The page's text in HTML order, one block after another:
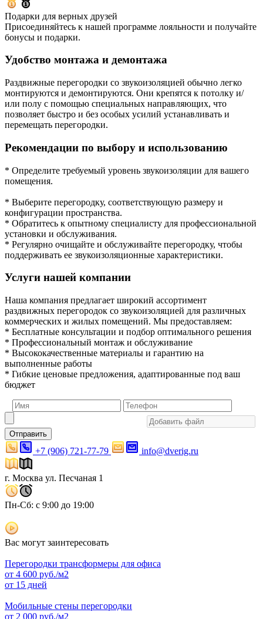
Подарки для верных друзей
Присоединяйтесь к нашей программе лояльности и получайте
бонусы и подарки.
Удобство монтажа и демонтажа
Раздвижные перегородки со звукоизоляцией обычно легко
монтируются и демонтируются. Они крепятся к потолку и/
или полу с помощью специальных направляющих, что
позволяет быстро и без особых усилий устанавливать и
перемещать перегородки.
Рекомендации по выбору и использованию
* Определите требуемый уровень звукоизоляции для вашего
помещения.
* Выберите перегородку, соответствующую размеру и
конфигурации пространства.
* Обратитесь к опытному специалисту для профессиональной
установки и обслуживания.
* Регулярно очищайте и обслуживайте перегородку, чтобы
поддерживать ее звукоизоляционные характеристики.
Услуги нашей компании
Наша компания предлагает широкий ассортимент
раздвижных перегородок со звукоизоляцией для различных
коммерческих и жилых помещений. Мы предоставляем:
* Бесплатные консультации и подбор оптимального решения
* Профессиональный монтаж и обслуживание
* Высококачественные материалы и гарантию на
выполненные работы
* Гибкие ценовые предложения, адаптированные под ваш
бюджет
Отправить
+7 (906) 721-77-79 info@dverig.ru
г. Москва ул. Песчаная 1
Пн-Сб: с 9:00 до 19:00
Вас могут заинтересовать
Перегородки трансформеры для офиса
от 4 600 руб./м2
от 15 дней
Мобильные стены перегородки
от 2 000 руб./м2